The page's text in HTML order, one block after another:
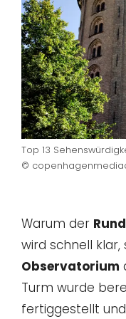
Top 13
©
Warum der
wird schnell
Observatorium
Turm wurde
fertiggestellt